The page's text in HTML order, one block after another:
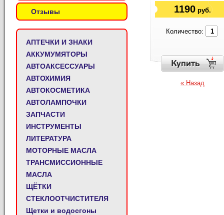
Отзывы
АПТЕЧКИ И ЗНАКИ
АККУМУМЯТОРЫ
АВТОАКСЕССУАРЫ
АВТОХИМИЯ
АВТОКОСМЕТИКА
АВТОЛАМПОЧКИ
ЗАПЧАСТИ
ИНСТРУМЕНТЫ
ЛИТЕРАТУРА
МОТОРНЫЕ МАСЛА
ТРАНСМИССИОННЫЕ
МАСЛА
ЩЁТКИ
СТЕКЛООТЧИСТИТЕЛЯ
Щетки и водосгоны
1190 руб.
Количество:
« Назад